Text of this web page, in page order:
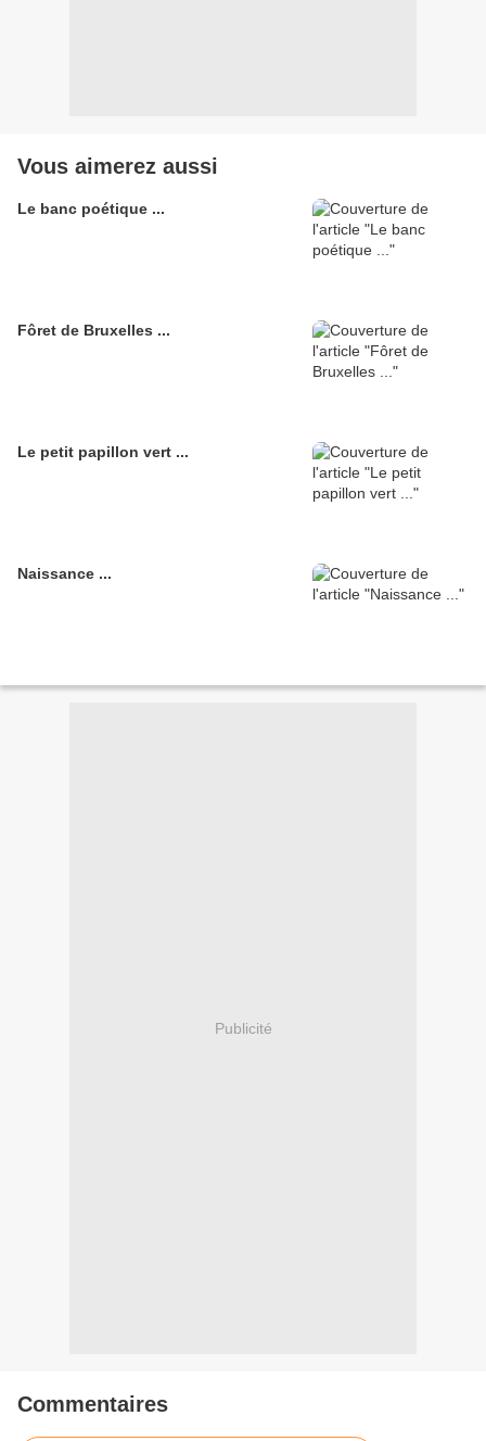
Vous aimerez aussi
Le banc poétique ...
Fôret de Bruxelles ...
Le petit papillon vert ...
Naissance ...
Publicité
Commentaires